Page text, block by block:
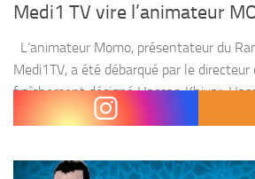
Medi1 TV vire l’animateur
L’animateur Momo, présentateur du
Medi1TV, a été débarqué par le directeur
fraîchement désigné Hassan Khiyar.
perdu du temps. Quelques heures à